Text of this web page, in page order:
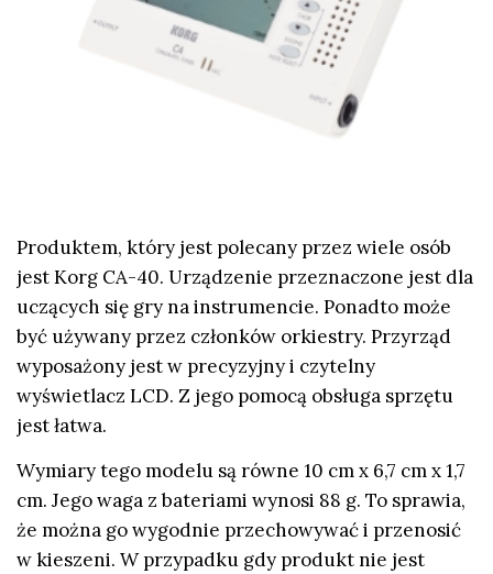
Produktem, który jest polecany przez wiele osób
jest Korg CA-40. Urządzenie przeznaczone jest dla
uczących się gry na instrumencie. Ponadto może
być używany przez członków orkiestry. Przyrząd
wyposażony jest w precyzyjny i czytelny
wyświetlacz LCD. Z jego pomocą obsługa sprzętu
jest łatwa.
Wymiary tego modelu są równe 10 cm x 6,7 cm x 1,7
cm. Jego waga z bateriami wynosi 88 g. To sprawia,
że można go wygodnie przechowywać i przenosić
w kieszeni. W przypadku gdy produkt nie jest